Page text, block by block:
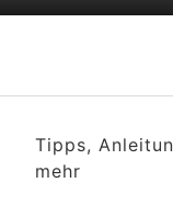
Tipps,
mehr